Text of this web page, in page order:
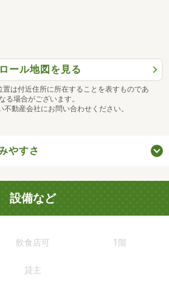
ール地図を見る
は付近住所に所在することを表すものであ
る場合がございます。
動産会社にお問い合わせください。
やすさ
設備など
飲食店可 1階
貸主